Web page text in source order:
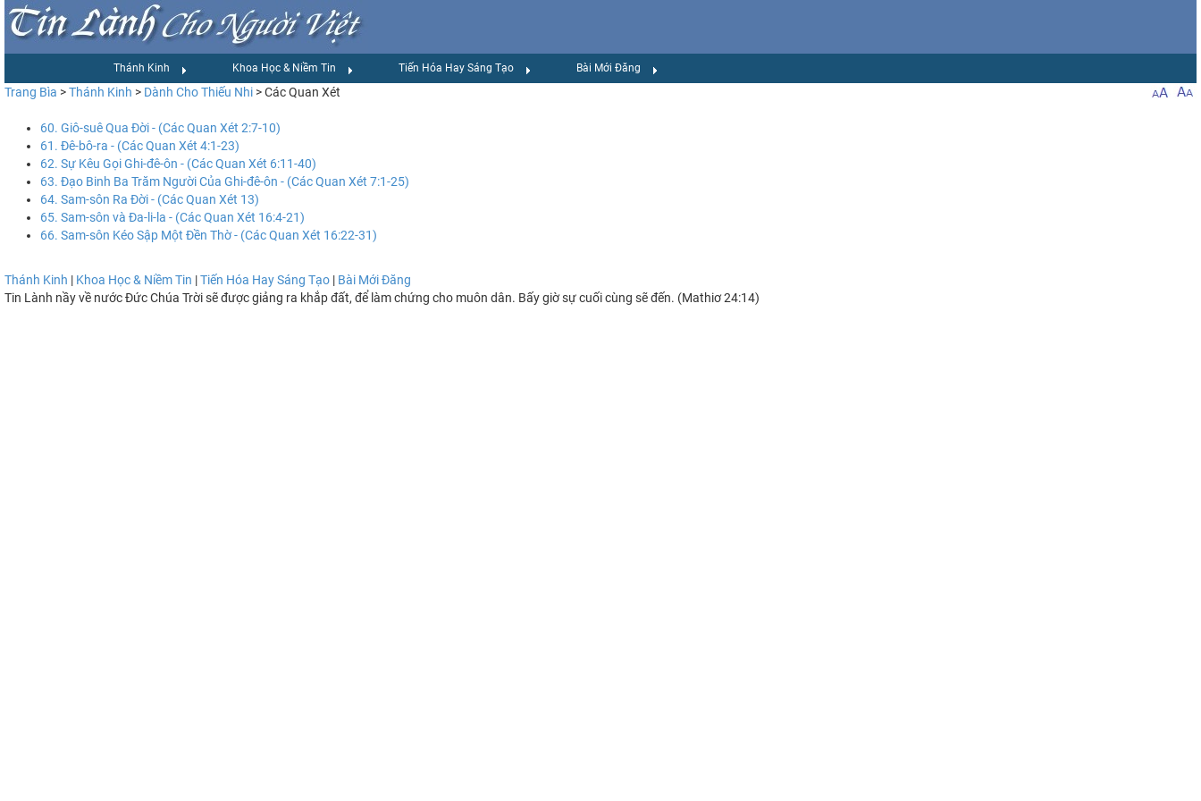
Thánh Kinh Khoa Học & Niềm Tin Tiến Hóa Hay Sáng Tạo Bài Mới Đăng
Trang Bìa >Thánh Kinh > Dành Cho Thiếu Nhi > Các Quan Xét
60. Giô-suê Qua Đời - (Các Quan Xét 2:7-10)
61. Đê-bô-ra - (Các Quan Xét 4:1-23)
62. Sự Kêu Gọi Ghi-đê-ôn - (Các Quan Xét 6:11-40)
63. Đạo Binh Ba Trăm Người Của Ghi-đê-ôn - (Các Quan Xét 7:1-25)
64. Sam-sôn Ra Đời - (Các Quan Xét 13)
65. Sam-sôn và Đa-li-la - (Các Quan Xét 16:4-21)
66. Sam-sôn Kéo Sập Một Đền Thờ - (Các Quan Xét 16:22-31)
Thánh Kinh | Khoa Học & Niềm Tin |Tiến Hóa Hay Sáng Tạo | Bài Mới Đăng
Tin Lành nầy về nước Đức Chúa Trời sẽ được giảng ra khắp đất, để làm chứng cho muôn dân. Bấy giờ sự cuối cùng sẽ đến. (Mathiơ 24:14)